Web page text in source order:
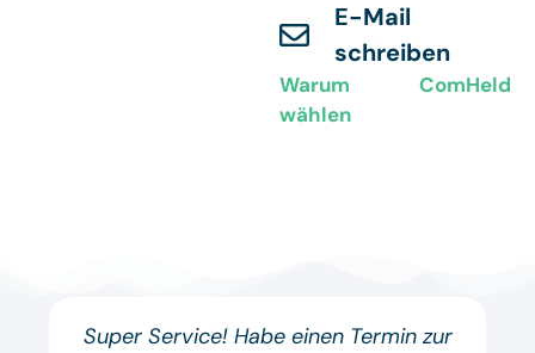
E-Mail
schreiben
Warum ComHeld
wählen
Super Service! Habe einen Termin zur